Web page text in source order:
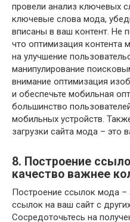
провели анализ ключевых
ключевые слова мода,
вписаны в ваш контент. Не
что оптимизация контента
на улучшение
манипулирование
внимание оптимизация
и обеспечьте мобильная
большинство
мобильных устройств.
загрузки сайта мода – это
8. Построение
качество важнее
Построение ссылок мода –
ссылок на ваш сайт с
Сосредоточьтесь на